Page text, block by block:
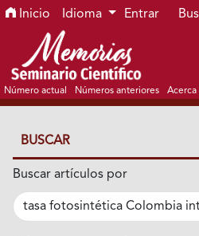
Ir al menú de navegación
Ir al contenido principal
Ir al pie de página del sitio
Inicio Idioma Entrar
Número actual Números anteriores Acerca
BUSCAR
Buscar artículos por